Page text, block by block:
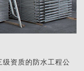
资质的防水工程公